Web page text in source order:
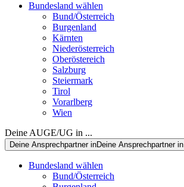
Bundesland wählen
Bund/Österreich
Burgenland
Kärnten
Niederösterreich
Oberöstereich
Salzburg
Steiermark
Tirol
Vorarlberg
Wien
Deine AUGE/UG in ...
Deine Ansprechpartner inDeine Ansprechpartner in
Bundesland wählen
Bund/Österreich